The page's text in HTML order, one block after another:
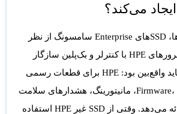
در بسیاری از سناریوها، SSDهای Enterprise سامسونگ از نظر
فنی می‌توانند روی سرورهای HPE با کنترلر و بک‌پلین سازگار
شناسایی شوند. اما باید واقع‌بین بود: HPE برای قطعات رسمی
خودش Firmware، Smart Carrier، مانیتورینگ، هشدارهای سلامت
و پشتیبانی رسمی ارائه می‌دهد. وقتی از SSD غیر HPE استفاده